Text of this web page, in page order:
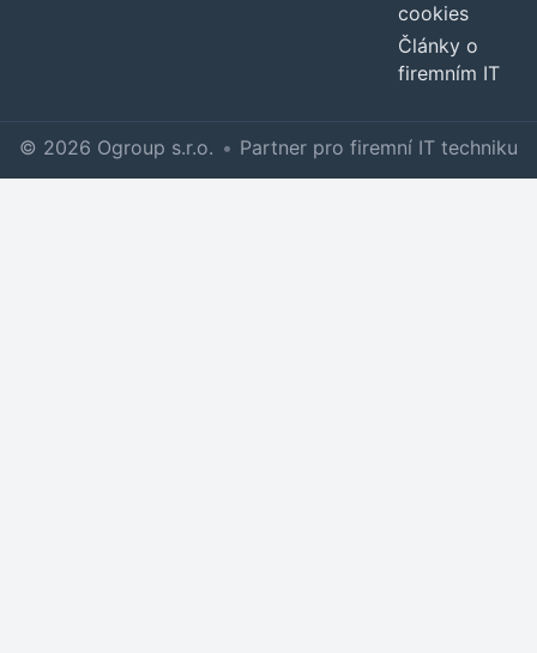
cookies
Články o
firemním IT
© 2026 Ogroup s.r.o. • Partner pro firemní IT techniku